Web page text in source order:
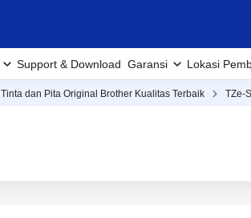
Support & Download Garansi Lokasi
Tinta dan Pita Original Brother Kualitas Terbaik TZe-